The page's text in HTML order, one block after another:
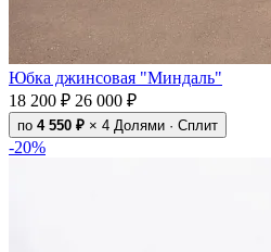
Юбка джинсовая "Миндаль"
18 200 ₽ 26 000 ₽
по 4 550 ₽ × 4 Долями · Сплит
-20%